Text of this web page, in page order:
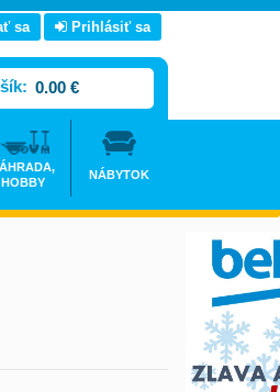
sa Prihlásiť sa
0.00 €
HOBBY
NÁBYTOK